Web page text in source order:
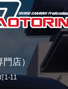
門店）
1-11